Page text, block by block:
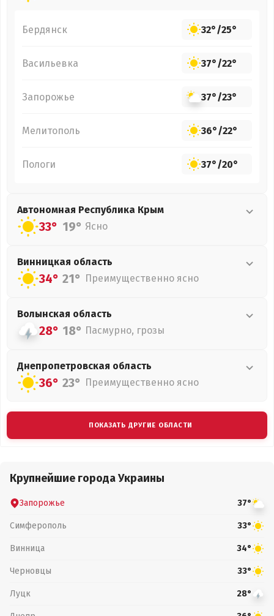
Бердянск 32°/25°
Васильевка 37°/22°
Запорожье 37°/23°
Мелитополь 36°/22°
Пологи 37°/20°
Автономная Республика Крым
33° 19° Ясно
Винницкая область
34° 21° Преимущественно ясно
Волынская область
28° 18° Пасмурно, грозы
Днепропетровская область
36° 23° Преимущественно ясно
ПОКАЗАТЬ ДРУГИЕ ОБЛАСТИ
Крупнейшие города Украины
Запорожье 37°
Симферополь 33°
Винница 34°
Черновцы 33°
Луцк 28°